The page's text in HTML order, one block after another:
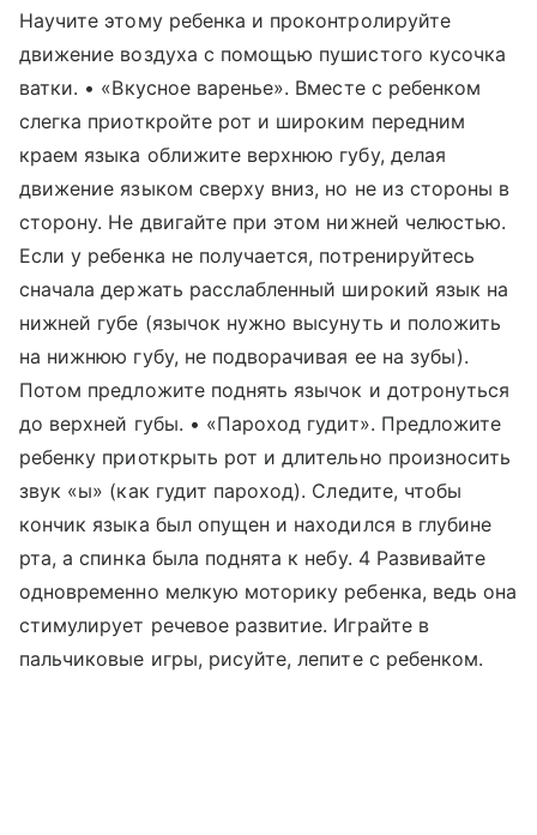
Научите этому ребенка и проконтролируйте
движение воздуха с помощью пушистого кусочка
ватки. • «Вкусное варенье». Вместе с ребенком
слегка приоткройте рот и широким передним
краем языка оближите верхнюю губу, делая
движение языком сверху вниз, но не из стороны в
сторону. Не двигайте при этом нижней челюстью.
Если у ребенка не получается, потренируйтесь
сначала держать расслабленный широкий язык на
нижней губе (язычок нужно высунуть и положить
на нижнюю губу, не подворачивая ее на зубы).
Потом предложите поднять язычок и дотронуться
до верхней губы. • «Пароход гудит». Предложите
ребенку приоткрыть рот и длительно произносить
звук «ы» (как гудит пароход). Следите, чтобы
кончик языка был опущен и находился в глубине
рта, а спинка была поднята к небу. 4 Развивайте
одновременно мелкую моторику ребенка, ведь она
стимулирует речевое развитие. Играйте в
пальчиковые игры, рисуйте, лепите с ребенком.